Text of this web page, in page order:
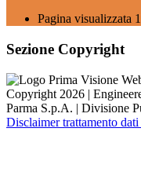
Pagina visualizzata
Sezione Copyright
Copyright 2026 |
Parma S.p.A. | Divisione
Disclaimer trattamento dati